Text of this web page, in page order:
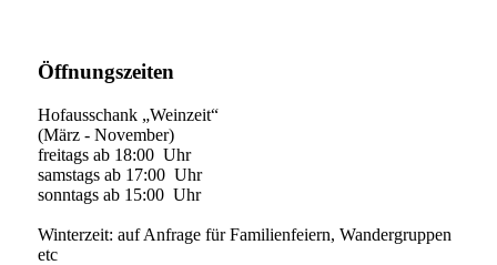
Öffnungszeiten
Hofausschank „Weinzeit“
(März - November)
freitags ab 18:00 Uhr
samstags ab 17:00 Uhr
sonntags ab 15:00 Uhr
Winterzeit: auf Anfrage für Familienfeiern, Wandergruppen
etc